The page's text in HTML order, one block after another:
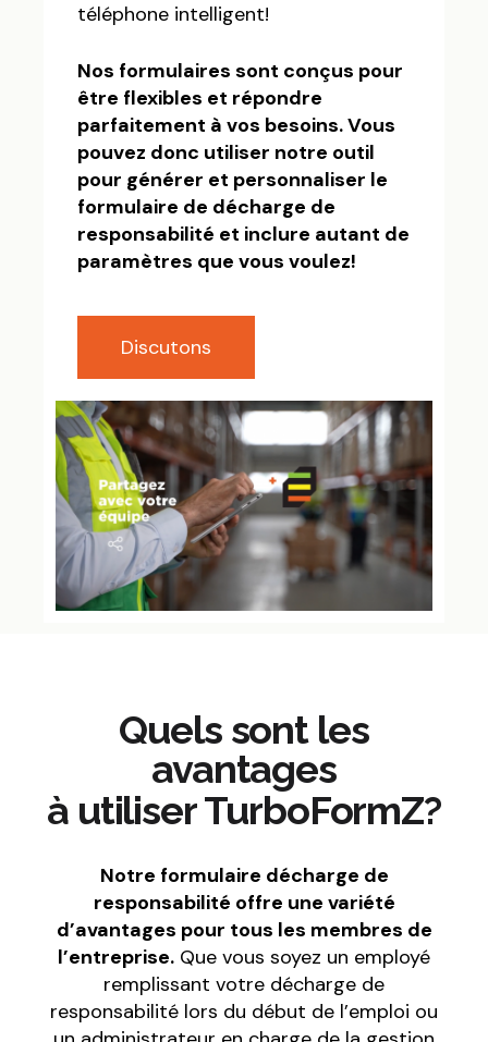
téléphone intelligent!
Nos formulaires sont conçus pour
être flexibles et répondre
parfaitement à vos besoins. Vous
pouvez donc utiliser notre outil
pour générer et personnaliser le
formulaire de décharge de
responsabilité et inclure autant de
paramètres que vous voulez!
Discutons
Quels sont les
avantages
à utiliser TurboFormZ?
Notre formulaire décharge de
responsabilité offre une variété
d’avantages pour tous les membres de
l’entreprise. Que vous soyez un employé
remplissant votre décharge de
responsabilité lors du début de l’emploi ou